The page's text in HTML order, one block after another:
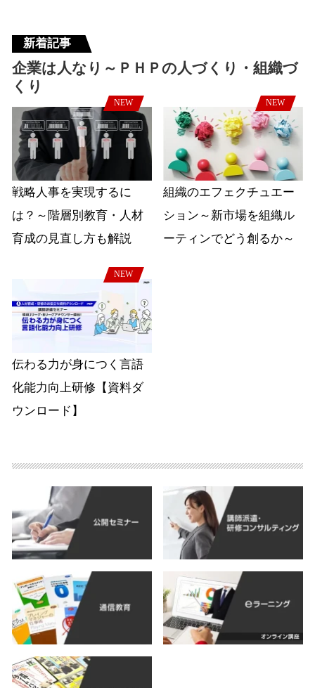
新着記事
企業は人なり～ＰＨＰの人づくり・組織づ
くり
NEW
戦略人事を実現するに
は？～階層別教育・人材
育成の見直し方も解説
NEW
組織のエフェクチュエー
ション～新市場を組織ル
ーティンでどう創るか～
NEW
伝わる力が身につく言語
化能力向上研修【資料ダ
ウンロード】